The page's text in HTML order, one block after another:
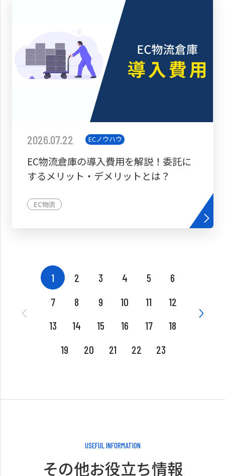
2026.07.22 ECノウハウ
EC物流倉庫の導入費用を解説！委託に
するメリット・デメリットとは？
EC物流
1 2 3 4 5
6
7
8 9 10 11
12
13
14 15 16 17
18
19
20 21 22 23
USEFUL INFORMATION
その他お役立ち情報